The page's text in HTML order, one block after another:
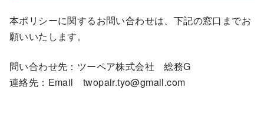
本ポリシーに関するお問い合わせは、下記の窓口までお
願いいたします。
問い合わせ先：ツーペア株式会社 総務G
連絡先：Email twopair.tyo@gmail.com